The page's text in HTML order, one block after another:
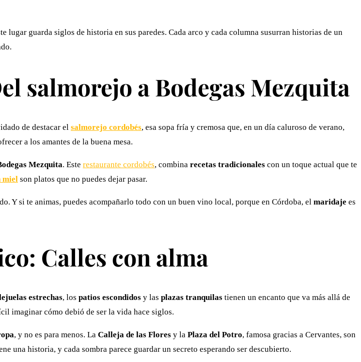
lugar guarda siglos de historia en sus paredes. Cada arco y cada columna susurran historias de un
salmorejo a Bodegas Mezquita
de destacar el salmorejo cordobés, esa sopa fría y cremosa que, en un día caluroso de verano,
a los amantes de la buena mesa.
Mezquita. Este restaurante cordobés, combina recetas tradicionales con un toque actual que te
miel son platos que no puedes dejar pasar.
Y si te animas, puedes acompañarlo todo con un buen vino local, porque en Córdoba, el maridaje es
Calles con alma
estrechas, los patios escondidos y las plazas tranquilas tienen un encanto que va más allá de
imaginar cómo debió de ser la vida hace siglos.
, y no es para menos. La Calleja de las Flores y la Plaza del Potro, famosa gracias a Cervantes, son
una historia, y cada sombra parece guardar un secreto esperando ser descubierto.